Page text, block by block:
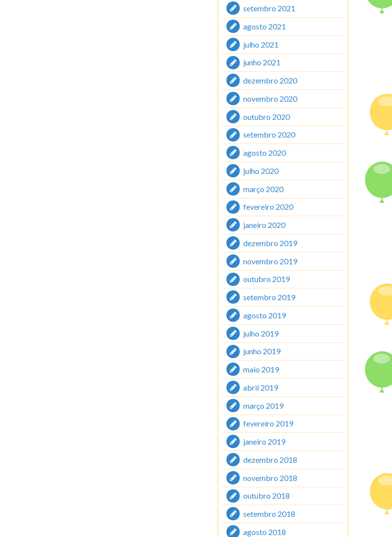
setembro 2021
agosto 2021
julho 2021
junho 2021
dezembro 2020
novembro 2020
outubro 2020
setembro 2020
agosto 2020
julho 2020
março 2020
fevereiro 2020
janeiro 2020
dezembro 2019
novembro 2019
outubro 2019
setembro 2019
agosto 2019
julho 2019
junho 2019
maio 2019
abril 2019
março 2019
fevereiro 2019
janeiro 2019
dezembro 2018
novembro 2018
outubro 2018
setembro 2018
agosto 2018